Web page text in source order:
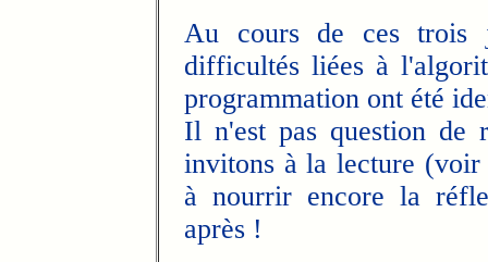
Au cours de ces trois
difficultés liées à
programmation ont été
Il n'est pas question de
invitons à la lecture
à nourrir encore la
après !